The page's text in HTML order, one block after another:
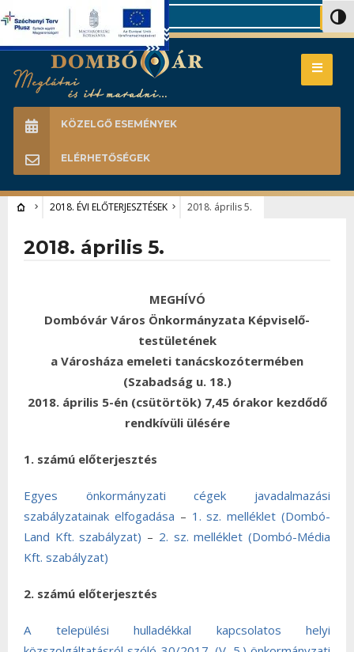
Search
KÖZELGŐ ESEMÉNYEK
ELÉRHETŐSÉGEK
2018. ÉVI ELŐTERJESZTÉSEK 2018. április 5.
2018. április 5.
MEGHÍVÓ
Dombóvár Város Önkormányzata Képviselő-
testületének
a Városháza emeleti tanácskozótermében
(Szabadság u. 18.)
2018. április 5-én (csütörtök) 7,45 órakor kezdődő
rendkívüli ülésére
1. számú előterjesztés
Egyes önkormányzati cégek javadalmazási
szabályzatainak elfogadása – 1. sz. melléklet (Dombó-
Land Kft. szabályzat) – 2. sz. melléklet (Dombó-Média
Kft. szabályzat)
2. számú előterjesztés
A települési hulladékkal kapcsolatos helyi